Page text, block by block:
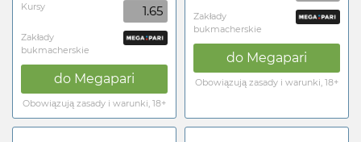
Kursy 1.65
Zakłady
bukmacherskie
do Megapari
Obowiązują zasady i warunki, 18+
Zakłady
bukmacherskie
do Megapari
Obowiązują zasady i warunki, 18+